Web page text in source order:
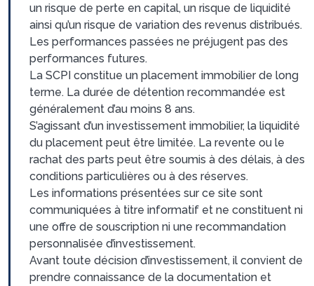
un risque de perte en capital, un risque de liquidité
ainsi qu’un risque de variation des revenus distribués.
Les performances passées ne préjugent pas des
performances futures.
La SCPI constitue un placement immobilier de long
terme. La durée de détention recommandée est
généralement d’au moins 8 ans.
S’agissant d’un investissement immobilier, la liquidité
du placement peut être limitée. La revente ou le
rachat des parts peut être soumis à des délais, à des
conditions particulières ou à des réserves.
Les informations présentées sur ce site sont
communiquées à titre informatif et ne constituent ni
une offre de souscription ni une recommandation
personnalisée d’investissement.
Avant toute décision d’investissement, il convient de
prendre connaissance de la documentation et